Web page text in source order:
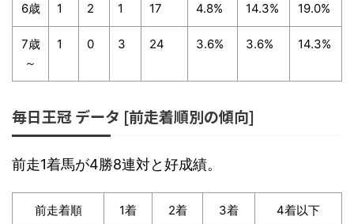
6歳 1 2 1 17 4.8% 14.3% 19.0%
7歳
～
1 0 3 24 3.6% 3.6% 14.3%
毎日王冠 データ [前走着順別の傾向]
前走1着馬が4勝8連対と好成績。
前走着順 1着 2着 3着 4着以下